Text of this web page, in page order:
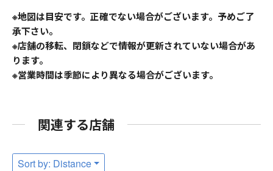
※地図は目安です。正確でない場合がございます。予めご了
承下さい。
※店舗の移転、閉鎖などで情報が更新されていない場合があ
ります。
※営業時間は季節により異なる場合がございます。
関連する店舗
Sort by: Distance